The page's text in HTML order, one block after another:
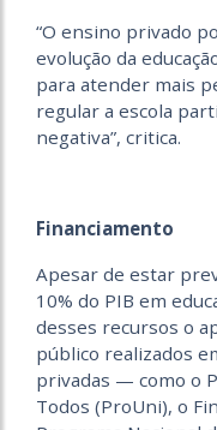
“O ensino privado
evolução da
para atender mais
regular a escola
negativa”, critica.
Financiamento
Apesar de estar
10% do PIB em
desses recursos o
público realizados
privadas — como o
Todos (ProUni), o